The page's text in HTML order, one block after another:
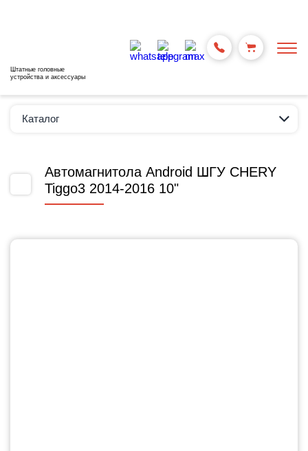
Штатные головные
устройства и аксессуары
Каталог
Автомагнитола Android ШГУ CHERY
Tiggo3 2014-2016 10"